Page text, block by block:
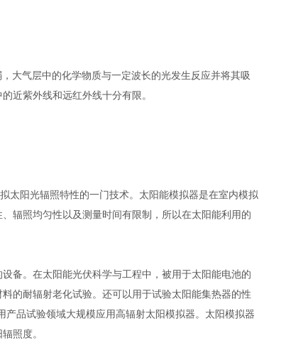
气层中的化学物质与一定波长的光发生反应并将其吸
近紫外线和远红外线十分有限。
阳光辐照特性的一门技术。太阳能模拟器是在室内模拟
辐照均匀性以及测量时间有限制，所以在太阳能利用的
。在太阳能光伏科学与工程中，被用于太阳能电池的
的耐辐射老化试验。还可以用于试验太阳能集热器的性
品试验领域大规模应用高辐射太阳模拟器。太阳模拟器
照度。